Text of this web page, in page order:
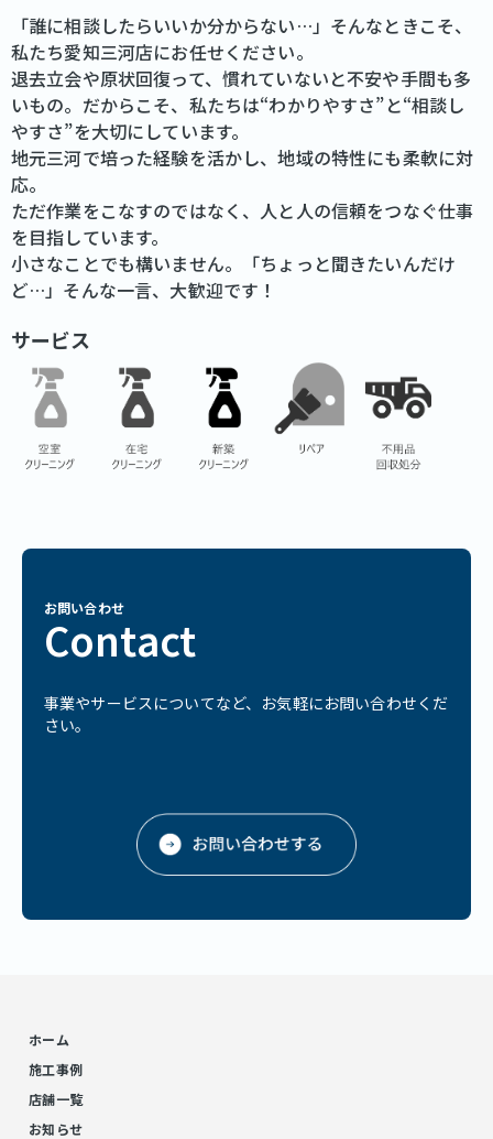
「誰に相談したらいいか分からない…」そんなときこそ、
私たち愛知三河店にお任せください。
退去立会や原状回復って、慣れていないと不安や手間も多
いもの。だからこそ、私たちは“わかりやすさ”と“相談し
やすさ”を大切にしています。
地元三河で培った経験を活かし、地域の特性にも柔軟に対
応。
ただ作業をこなすのではなく、人と人の信頼をつなぐ仕事
を目指しています。
小さなことでも構いません。「ちょっと聞きたいんだけ
ど…」そんな一言、大歓迎です！
サービス
お問い合わせ
Contact
事業やサービスについてなど、お気軽にお問い合わせくだ
さい。
ホーム
施工事例
店舗一覧
お知らせ